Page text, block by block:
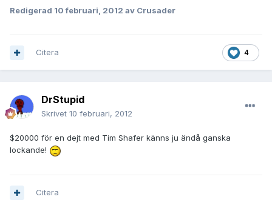
Redigerad 10 februari, 2012 av Crusader
4
Citera
DrStupid
Skrivet 10 februari, 2012
$20000 för en dejt med Tim Shafer känns ju ändå ganska
lockande!
Citera